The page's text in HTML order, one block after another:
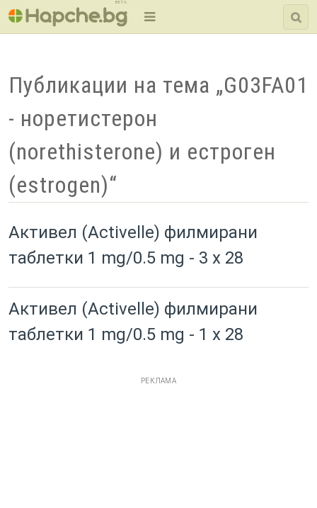
BETA
Публикации на тема „G03FA01
- норетистерон
(norethisterone) и естроген
(estrogen)“
Активел (Activelle) филмирани
таблетки 1 mg/0.5 mg - 3 x 28
Активел (Activelle) филмирани
таблетки 1 mg/0.5 mg - 1 x 28
РЕКЛАМА